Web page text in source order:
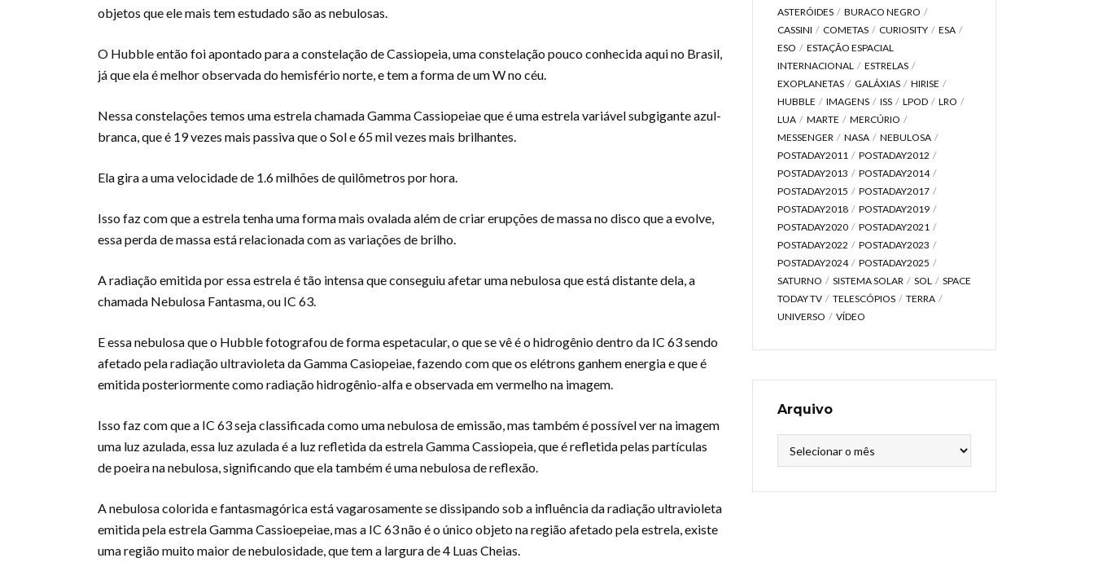
objetos que ele mais tem estudado são as nebulosas.
O Hubble então foi apontado para a constelação de Cassiopeia, uma constelação pouco conhecida aqui no Brasil,
já que ela é melhor observada do hemisfério norte, e tem a forma de um W no céu.
Nessa constelações temos uma estrela chamada Gamma Cassiopeiae que é uma estrela variável subgigante azul-
branca, que é 19 vezes mais passiva que o Sol e 65 mil vezes mais brilhantes.
Ela gira a uma velocidade de 1.6 milhões de quilômetros por hora.
Isso faz com que a estrela tenha uma forma mais ovalada além de criar erupções de massa no disco que a evolve,
essa perda de massa está relacionada com as variações de brilho.
A radiação emitida por essa estrela é tão intensa que conseguiu afetar uma nebulosa que está distante dela, a
chamada Nebulosa Fantasma, ou IC 63.
E essa nebulosa que o Hubble fotografou de forma espetacular, o que se vê é o hidrogênio dentro da IC 63 sendo
afetado pela radiação ultravioleta da Gamma Casiopeiae, fazendo com que os elétrons ganhem energia e que é
emitida posteriormente como radiação hidrogênio-alfa e observada em vermelho na imagem.
Isso faz com que a IC 63 seja classificada como uma nebulosa de emissão, mas também é possível ver na imagem
uma luz azulada, essa luz azulada é a luz refletida da estrela Gamma Cassiopeia, que é refletida pelas partículas
de poeira na nebulosa, significando que ela também é uma nebulosa de reflexão.
A nebulosa colorida e fantasmagórica está vagarosamente se dissipando sob a influência da radiação ultravioleta
emitida pela estrela Gamma Cassioepeiae, mas a IC 63 não é o único objeto na região afetado pela estrela, existe
uma região muito maior de nebulosidade, que tem a largura de 4 Luas Cheias.
ASTERÓIDES
BURACO NEGRO
CASSINI
COMETAS CURIOSITY
ESA
ESO
ESTAÇÃO ESPACIAL
INTERNACIONAL
ESTRELAS
EXOPLANETAS
GALÁXIAS
HIRISE
HUBBLE
IMAGENS ISS LPOD
LRO
LUA
MARTE
MERCÚRIO
MESSENGER
NASA
NEBULOSA
POSTADAY2011
POSTADAY2012
POSTADAY2013
POSTADAY2014
POSTADAY2015
POSTADAY2017
POSTADAY2018
POSTADAY2019
POSTADAY2020
POSTADAY2021
POSTADAY2022
POSTADAY2023
POSTADAY2024
POSTADAY2025
SATURNO
SISTEMA SOLAR SOL
SPACE
TODAY TV
TELESCÓPIOS
TERRA
UNIVERSO
VÍDEO
Arquivo